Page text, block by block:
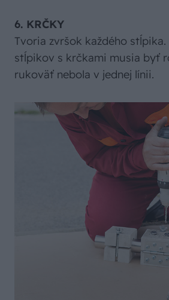
6. KRČKY
Tvoria zvršok každého
stĺpikov s krčkami musia byť
rukoväť nebola v jednej línii.